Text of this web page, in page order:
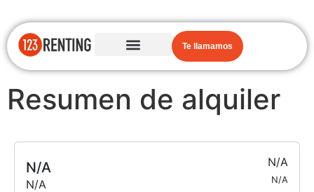
Te llamamos
Resumen de alquiler
N/A
N/A
N/A
N/A